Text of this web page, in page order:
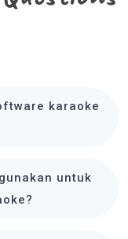
karaoke
untuk